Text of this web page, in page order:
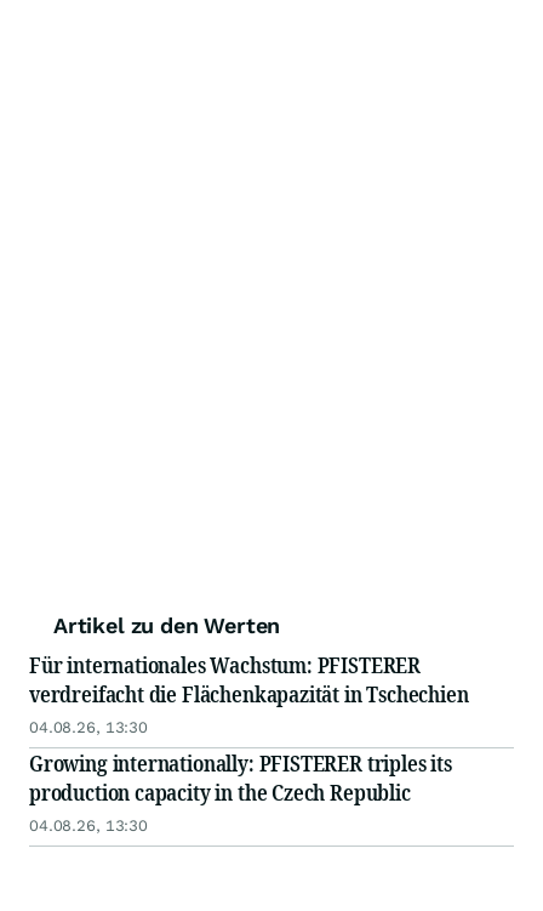
Artikel zu den Werten
Für internationales Wachstum: PFISTERER
verdreifacht die Flächenkapazität in Tschechien
04.08.26, 13:30
Growing internationally: PFISTERER triples its
production capacity in the Czech Republic
04.08.26, 13:30